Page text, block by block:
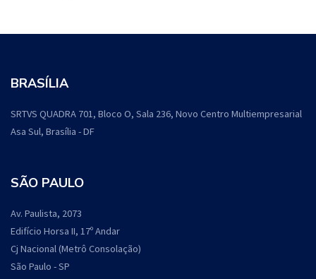
BRASÍLIA
SRTVS QUADRA 701, Bloco O, Sala 236, Novo Centro Multiempresarial
Asa Sul, Brasília - DF
SÃO PAULO
Av. Paulista, 2073
Edifício Horsa II, 17º Andar
Cj Nacional (Metrô Consolação)
São Paulo - SP